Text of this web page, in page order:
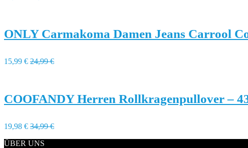
ONLY Carmakoma Damen Jeans Carrool
15,99 € 24,99 €
COOFANDY Herren Rollkragenpullover –
19,98 € 34,99 €
ÜBER UNS